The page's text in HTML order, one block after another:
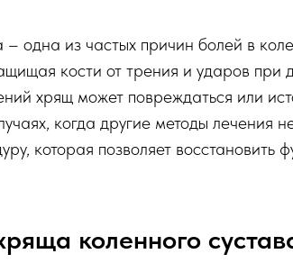
одна из частых причин болей в
кости от трения и ударов
хрящ может повреждаться или
когда другие методы лечения
которая позволяет восстановить
коленного